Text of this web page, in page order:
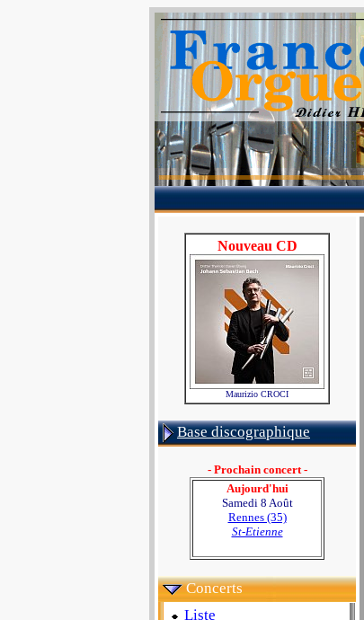
Nouveau CD
Maurizio CROCI
Base discographique
- Prochain concert -
Aujourd'hui
Samedi 8 Août
Rennes (35)
St-Etienne
Concerts
Liste